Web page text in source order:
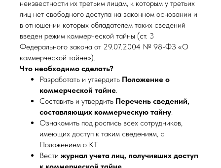
неизвестности их третьим лицам, к которым у третьих
лиц нет свободного доступа на законном основании и
в отношении которых обладателем таких сведений
введен режим коммерческой тайны (ст. 3
Федерального закона от 29.07.2004 № 98-ФЗ «О
коммерческой тайне»).
Что необходимо сделать?
Разработать и утвердить Положение о
коммерческой тайне.
Составить и утвердить Перечень сведений,
составляющих коммерческую тайну.
Ознакомить под роспись всех сотрудников,
имеющих доступ к таким сведениям, с
Положением о КТ.
Вести журнал учета лиц, получивших доступ